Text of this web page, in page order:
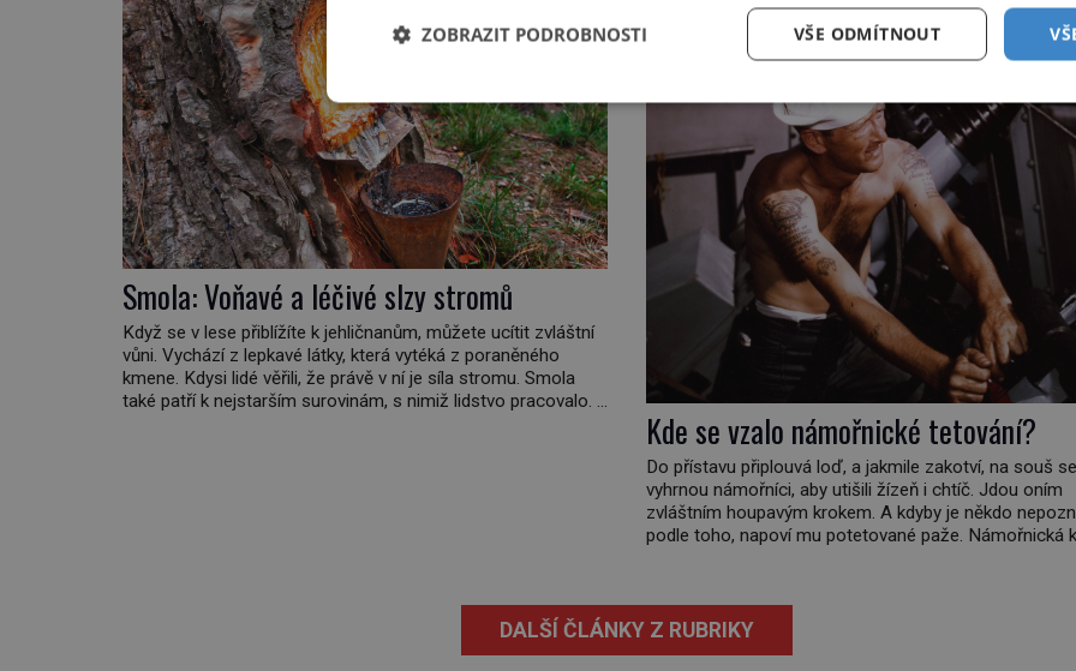
[…]
Smola: Voňavé a léčivé slzy stromů
Když se v lese přiblížíte k jehličnanům, můžete ucítit zvláštní
vůni. Vychází z lepkavé látky, která vytéká z poraněného
kmene. Kdysi lidé věřili, že právě v ní je síla stromu. Smola
také patří k nejstarším surovinám, s nimiž lidstvo pracovalo.
Kde se vzalo námořnické tetování?
Do přístavu připlouvá loď, a jakmile zakotví, na souš se
vyhrnou námořníci, aby utišili žízeň i chtíč. Jdou oním
zvláštním houpavým krokem. A kdyby je někdo
podle toho, napoví mu potetované paže. Námořnická
zemřel […]
DALŠÍ ČLÁNKY Z RUBRIKY
VŠE ODMÍTNOUT
ZOBRAZIT PODROBNOSTI